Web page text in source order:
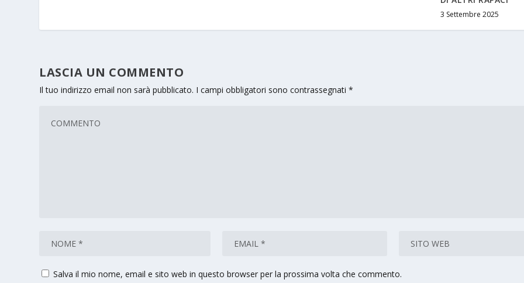
3 Settembre 2025
LASCIA UN COMMENTO
Il tuo indirizzo email non sarà pubblicato. I campi obbligatori sono contrassegnati*
Salva il mio nome, email e sito web in questo browser per la prossima volta che commento.